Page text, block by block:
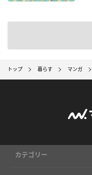
トップ 暮らす マンガ
カテゴリー